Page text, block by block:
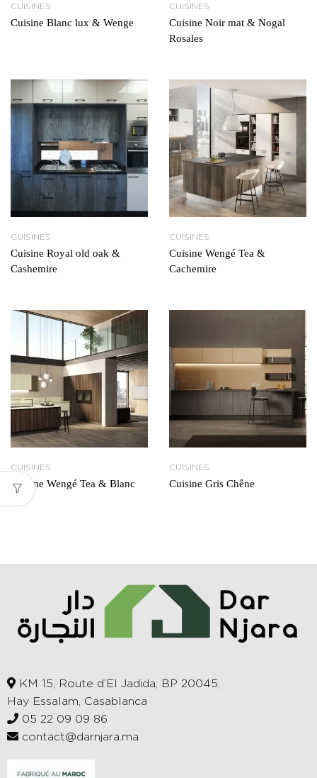
CUISINES
Cuisine Blanc lux & Wenge
CUISINES
Cuisine Noir mat & Nogal
Rosales
CUISINES
Cuisine Royal old oak &
Cashemire
CUISINES
Cuisine Wengé Tea &
Cachemire
CUISINES
Cuisine Wengé Tea & Blanc
CUISINES
Cuisine Gris Chêne
KM 15, Route d’El Jadida, BP 20045,
Hay Essalam, Casablanca
05 22 09 09 86
contact@darnjara.ma